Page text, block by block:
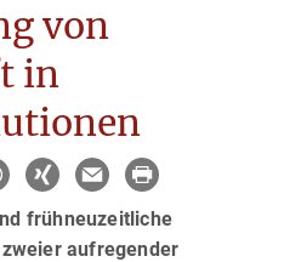
von
in
frühneuzeitliche
aufregender